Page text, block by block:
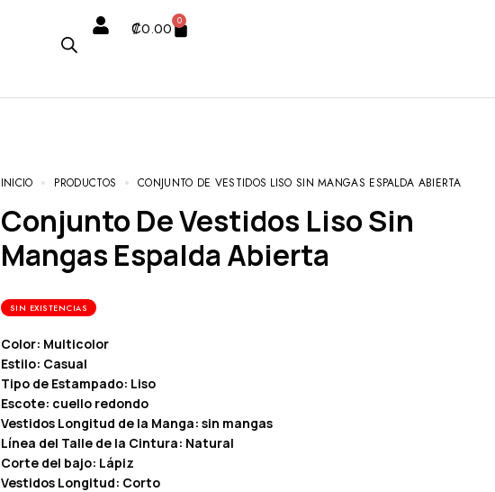
₡0.00 0
INICIO PRODUCTOS CONJUNTO DE VESTIDOS LISO SIN MANGAS ESPALDA ABIERTA
Conjunto De Vestidos Liso Sin
Mangas Espalda Abierta
SIN EXISTENCIAS
Color: Multicolor
Estilo: Casual
Tipo de Estampado: Liso
Escote: cuello redondo
Vestidos Longitud de la Manga: sin mangas
Línea del Talle de la Cintura: Natural
Corte del bajo: Lápiz
Vestidos Longitud: Corto